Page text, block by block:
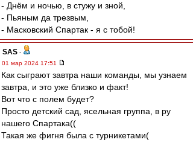
- Днём и ночью, в стужу и зной,
- Пьяным да трезвым,
- Масковский Спартак - я с тобой!
SAS -
01 мар 2024 17:51
Как сыграют завтра наши команды, мы узнаем
завтра, и это уже близко и факт!
Вот что с полем будет?
Просто детский сад, ясельная группа, в ру
нашего Спартака((
Такая же фигня была с турникетами(